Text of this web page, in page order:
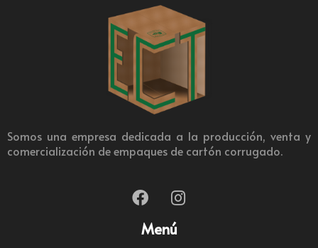
Somos una empresa dedicada a la producción, venta y
comercialización de empaques de cartón corrugado.
Menú